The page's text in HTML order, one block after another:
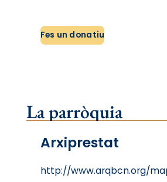
Fes un donatiu
La parròquia
Arxiprestat
http://www.arqbcn.org/